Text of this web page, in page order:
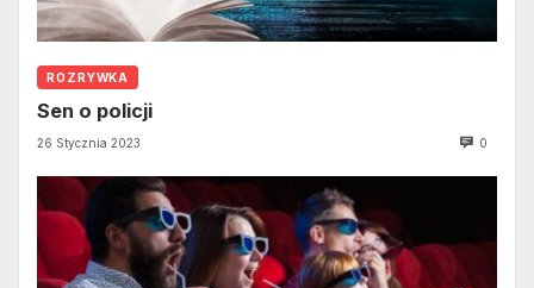
ROZRYWKA
Sen o policji
26 Stycznia 2023 0